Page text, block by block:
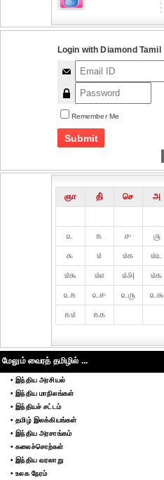
Login with Diamond Tamil
Remember Me
ஞா தி் செ அ
௨
௩ ௪ ௫
௯
௰ ௰௧ ௰௨
௰௬
௰௭ ௰௮ ௰௯
௨௩
௨௪ ௨௫ ௨௬
௩௰
௩௧
மேலும் வைரத் தமிழில் ...
• இந்திய அரசியல்
• இந்திய மாநிலங்கள்
• இந்தியச் சட்டம்
• தமிழ் இலக்கியங்கள்
• இந்திய அரசாங்கம்
• கலைச்சொற்கள்
• இந்திய வரலாறு
• உலக நேரம்